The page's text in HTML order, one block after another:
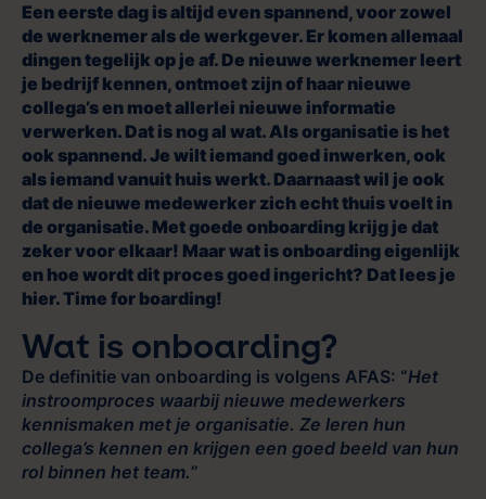
Een eerste dag is altijd even spannend, voor zowel
de werknemer als de werkgever. Er komen allemaal
dingen tegelijk op je af. De nieuwe werknemer leert
je bedrijf kennen, ontmoet zijn of haar nieuwe
collega’s en moet allerlei nieuwe informatie
verwerken. Dat is nog al wat. Als organisatie is het
ook spannend. Je wilt iemand goed inwerken, ook
als iemand vanuit huis werkt. Daarnaast wil je ook
dat de nieuwe medewerker zich echt thuis voelt in
de organisatie. Met goede onboarding krijg je dat
zeker voor elkaar! Maar wat is onboarding eigenlijk
en hoe wordt dit proces goed ingericht? Dat lees je
hier. Time for boarding!
Wat is onboarding?
De definitie van onboarding is volgens AFAS: “Het
instroomproces waarbij nieuwe medewerkers
kennismaken met je organisatie. Ze leren hun
collega’s kennen en krijgen een goed beeld van hun
rol binnen het team.”